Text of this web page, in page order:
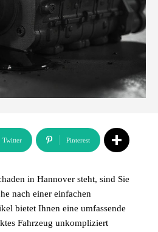
Twitter Pinterest
in Hannover steht, sind Sie
nach einer einfachen
bietet Ihnen eine umfassende
Fahrzeug unkompliziert